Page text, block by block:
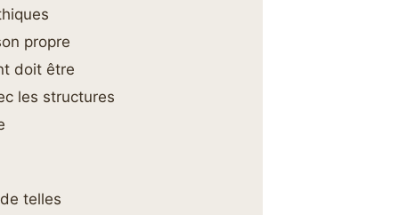
propre
doit être
les structures
telles